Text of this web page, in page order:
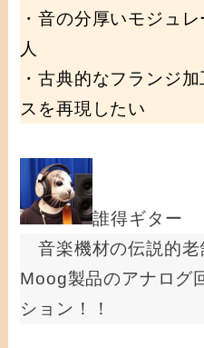
・音の分厚いモジュ
人
・古典的なフランジ
スを再現したい
誰得ギター
音楽機材の伝説的老
Moog製品のアナログ
ション！！